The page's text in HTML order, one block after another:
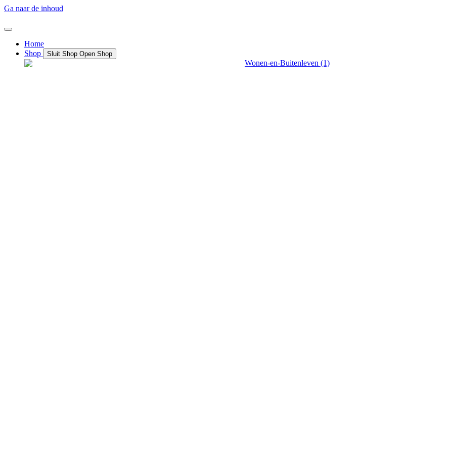
Ga naar de inhoud
Home
Shop
Sluit Shop Open Shop